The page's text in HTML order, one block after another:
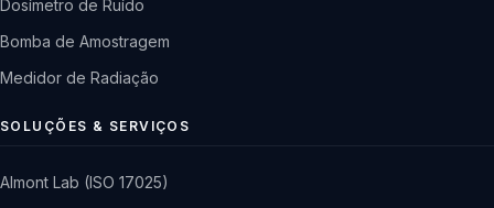
Dosímetro de Ruído
Bomba de Amostragem
Medidor de Radiação
SOLUÇÕES & SERVIÇOS
Almont Lab (ISO 17025)